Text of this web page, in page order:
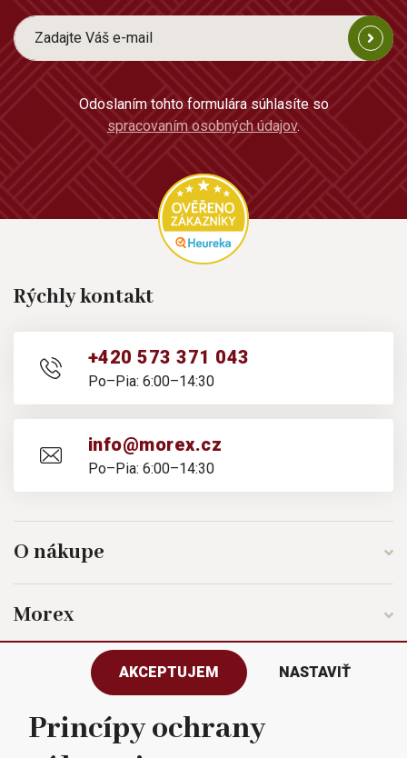
Odoslaním tohto formulára súhlasíte so
spracovaním osobných údajov.
Rýchly kontakt
+420 573 371 043
Po–Pia: 6:00–14:30
info@morex.cz
Po–Pia: 6:00–14:30
O nákupe
Morex
Sledujte nás
AKCEPTUJEM NASTAVIŤ
Princípy ochrany